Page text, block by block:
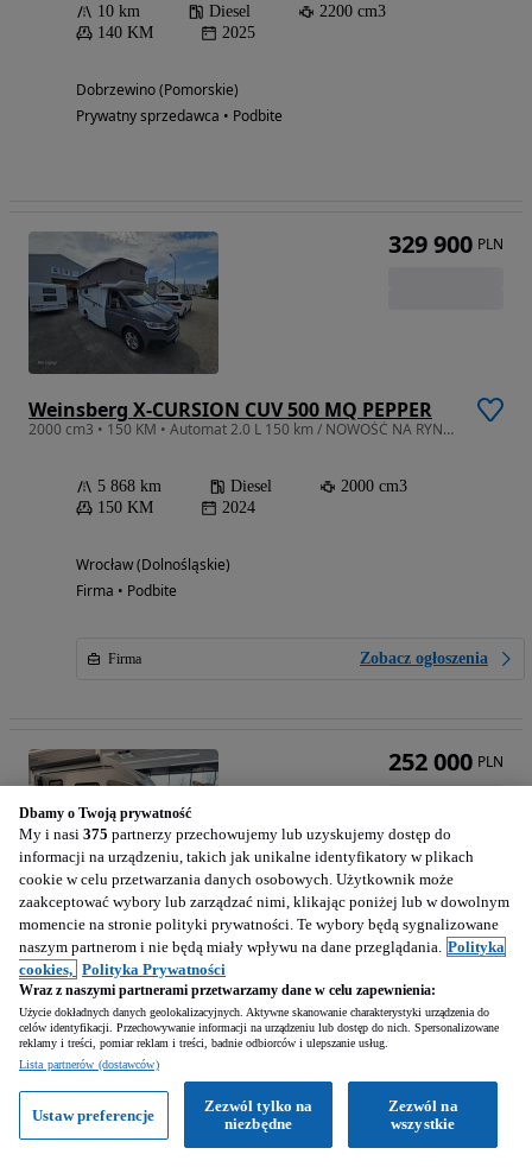
10 km Diesel
2200 cm3
140 KM
2025
Dobrzewino (Pomorskie)
Prywatny sprzedawca • Podbite
Weinsberg X-CURSION CUV 500 MQ PEPPER
2000 cm3 • 150 KM • Automat 2.0 L 150 km / NOWOŚĆ NA RYNKU
5 868 km Diesel
2000 cm3
150 KM
2024
Wrocław (Dolnośląskie)
Firma • Podbite
Firma Zobacz ogłoszenia
329 900 PLN
Weinsberg 500LT
1950 cm3 • 150 KM • X-Cursion 500 LT (2023)
12 km
1950 cm3
150 KM
2023
Baniocha (Mazowieckie)
Firma • Podbite
252 000 PLN
Dbamy o Twoją prywatność
My i nasi 375 partnerzy przechowujemy lub uzyskujemy dostęp do
informacji na urządzeniu, takich jak unikalne identyfikatory w plikach
cookie w celu przetwarzania danych osobowych. Użytkownik może
zaakceptować wybory lub zarządzać nimi, klikając poniżej lub w dowolnym
momencie na stronie polityki prywatności. Te wybory będą sygnalizowane
naszym partnerom i nie będą miały wpływu na dane przeglądania. Polityka
cookies, Polityka Prywatności
Wraz z naszymi partnerami przetwarzamy dane w celu zapewnienia:
Użycie dokładnych danych geolokalizacyjnych. Aktywne skanowanie charakterystyki urządzenia do
celów identyfikacji. Przechowywanie informacji na urządzeniu lub dostęp do nich. Spersonalizowane
reklamy i treści, pomiar reklam i treści, badnie odbiorców i ulepszanie usług.
Lista partnerów (dostawców)
Zezwól na
wszystkie
Zezwól tylko na
niezbędne
Ustaw preferencje